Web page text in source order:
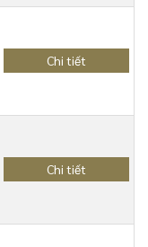
Chi tiết
Chi tiết